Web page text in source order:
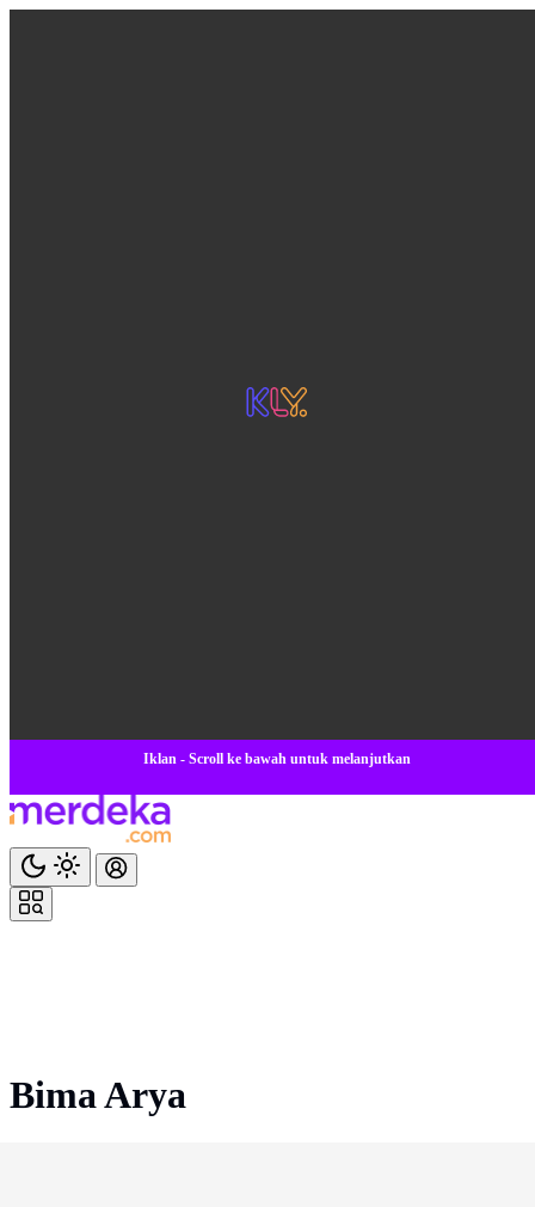
Iklan - Scroll ke bawah untuk melanjutkan
Bima Arya